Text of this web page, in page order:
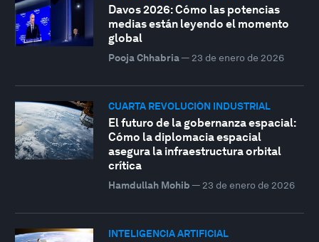
Davos 2026: Cómo las potencias
medias están leyendo el momento
global
Pooja Chhabria— 23 de enero de 2026
CUARTA REVOLUCIÓN INDUSTRIAL
El futuro de la gobernanza espacial:
Cómo la diplomacia espacial
asegura la infraestructura orbital
crítica
Hamdullah Mohib — 23 de enero de 2026
INTELIGENCIA ARTIFICIAL